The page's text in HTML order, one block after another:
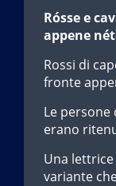
Rósse e
appene
Rossi di
fronte
Le persone
erano
Una lettrice
variante